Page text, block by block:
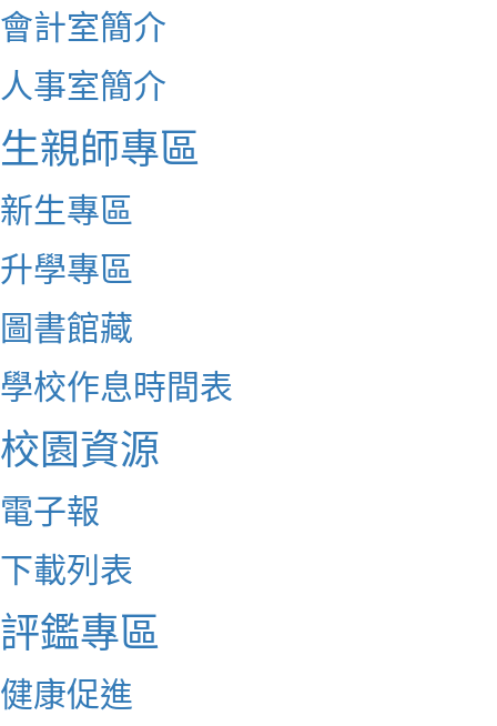
會計室簡介
人事室簡介
生親師專區
新生專區
升學專區
圖書館藏
學校作息時間表
校園資源
電子報
下載列表
評鑑專區
健康促進